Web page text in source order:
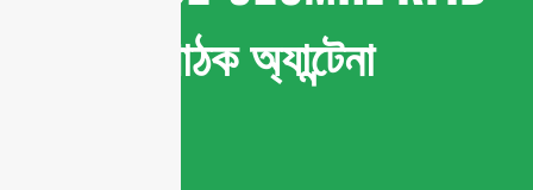
পাঠক অ্যান্টেনা